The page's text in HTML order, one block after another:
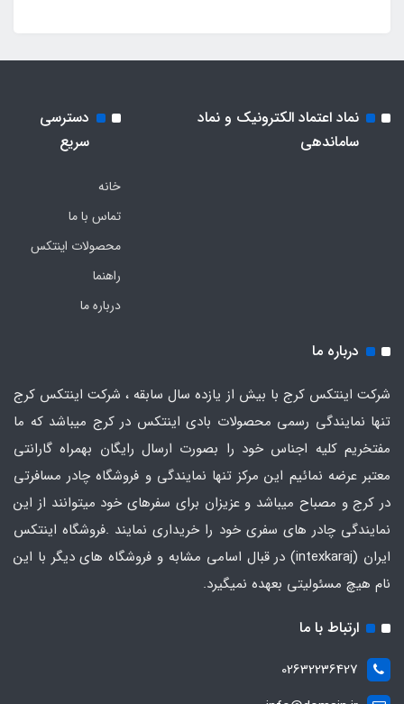
نماد اعتماد الکترونیک و نماد
ساماندهی
دسترسی
سریع
خانه
تماس با ما
محصولات اینتکس
راهنما
درباره ما
درباره ما
شرکت اینتکس کرج با بیش از یازده سال سابقه ، شرکت اینتکس کرج
تنها نمایندگی رسمی محصولات بادی اینتکس در کرج میباشد که ما
مفتخریم کلیه اجناس خود را بصورت ارسال رایگان بهمراه گارانتی
معتبر عرضه نمائیم این مرکز تنها نمایندگی و فروشگاه چادر مسافرتی
در کرج و مصباح میباشد و عزیزان برای سفرهای خود میتوانند از این
نمایندگی چادر های سفری خود را خریداری نمایند .فروشگاه اینتکس
ایران
(intexkaraj) در قبال اسامی مشابه و فروشگاه های دیگر با این
نام هیچ مسئولیتی بعهده نمیگیرد.
ارتباط با ما
02632236427